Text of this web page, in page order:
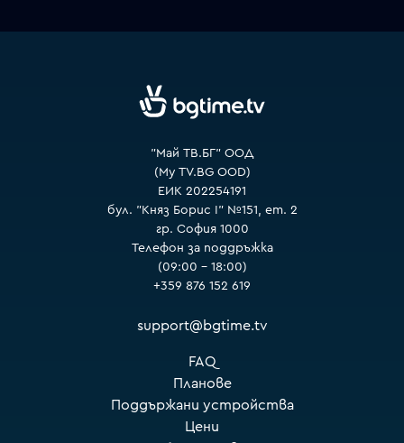
"Май ТВ.БГ" ООД
(My TV.BG OOD)
ЕИК 202254191
бул. "Княз Борис I" №151, ет. 2
гр. София 1000
Телефон за поддръжка
(09:00 – 18:00)
+359 876 152 619
support@bgtime.tv
FAQ
Планове
Поддържани устройства
Цени